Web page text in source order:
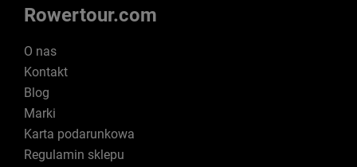
Rowertour.com
O nas
Kontakt
Blog
Marki
Karta podarunkowa
Regulamin sklepu